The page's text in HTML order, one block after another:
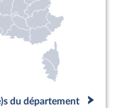
du département